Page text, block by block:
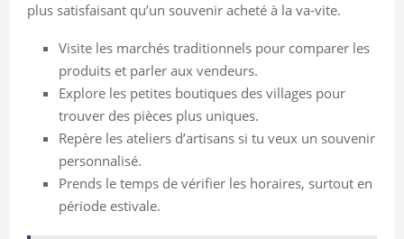
plus satisfaisant qu’un souvenir acheté à la va-vite.
Visite les marchés traditionnels pour comparer les
produits et parler aux vendeurs.
Explore les petites boutiques des villages pour
trouver des pièces plus uniques.
Repère les ateliers d’artisans si tu veux un souvenir
personnalisé.
Prends le temps de vérifier les horaires, surtout en
période estivale.